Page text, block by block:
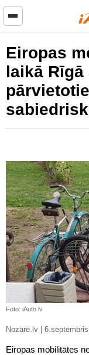
Eiropas
laikā
Foto: iAuto.lv
Nozare.lv |
Eiropas mobilitātes